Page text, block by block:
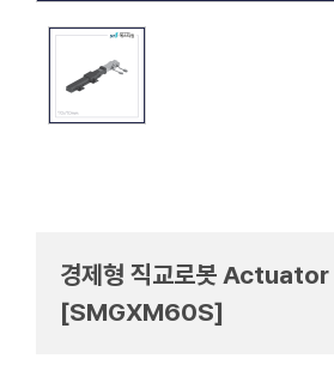
경제형 직교로봇 Actuator
[SMGXM60S]